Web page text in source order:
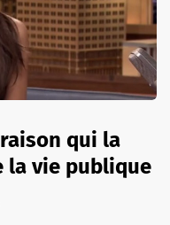
qui la
la vie publique